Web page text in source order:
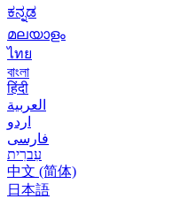
ಕನ್ನಡ
മലയാളം
ไทย
বাংলা
हिंदी
العربية
اردو
فارسی
עִברִית
中文 (简体)
日本語